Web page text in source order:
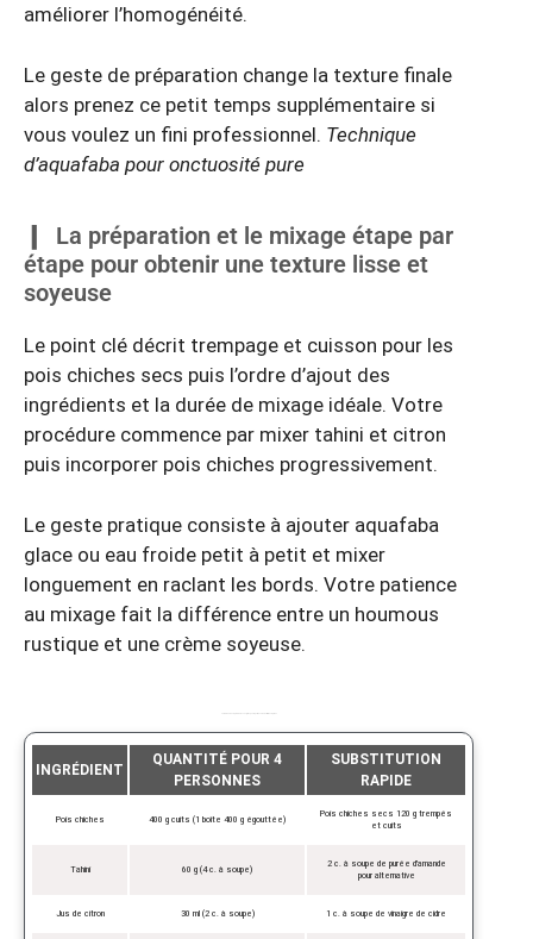
améliorer l’homogénéité.
Le geste de préparation change la texture finale
alors prenez ce petit temps supplémentaire si
vous voulez un fini professionnel. Technique
d’aquafaba pour onctuosité pure
La préparation et le mixage étape par
étape pour obtenir une texture lisse et
soyeuse
Le point clé décrit trempage et cuisson pour les
pois chiches secs puis l’ordre d’ajout des
ingrédients et la durée de mixage idéale. Votre
procédure commence par mixer tahini et citron
puis incorporer pois chiches progressivement.
Le geste pratique consiste à ajouter aquafaba
glace ou eau froide petit à petit et mixer
longuement en raclant les bords. Votre patience
au mixage fait la différence entre un houmous
rustique et une crème soyeuse.
INGRÉDIENT
QUANTITÉ POUR 4
PERSONNES
SUBSTITUTION
RAPIDE
Pois chiches 400 g cuits (1 boîte 400 g égouttée)
Pois chiches secs 120 g trempés
et cuits
Tahini 60 g (4 c. à soupe)
2 c. à soupe de purée d’amande
pour alternative
Jus de citron 30 ml (2 c. à soupe) 1 c. à soupe de vinaigre de cidre